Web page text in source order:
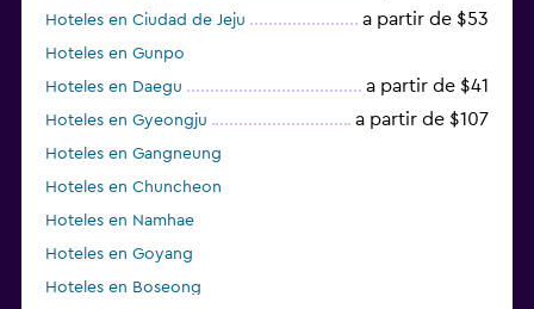
Hoteles en Ciudad de Jeju a partir de $53
Hoteles en Gunpo
Hoteles en Daegu
a partir de $41
Hoteles en Gyeongju a partir de $107
Hoteles en Gangneung
Hoteles en Chuncheon
Hoteles en Namhae
Hoteles en Goyang
Hoteles en Boseong